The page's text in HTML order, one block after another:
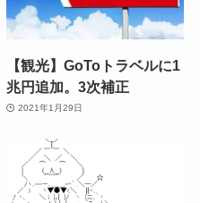
【観光】GoToトラベルに1
兆円追加。3次補正
2021年1月29日